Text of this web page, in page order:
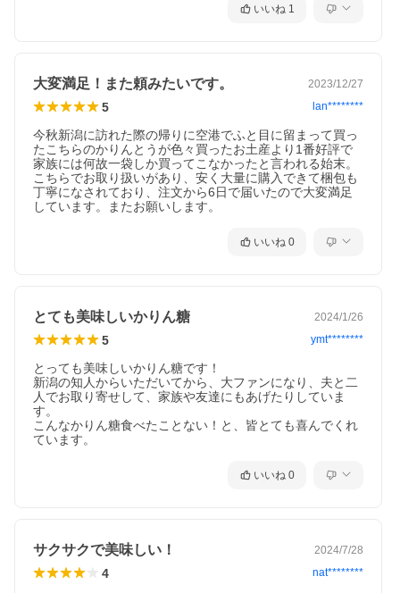
いいね 1
大変満足！また頼みたいです。 2023/12/27
5 lan********
今秋新潟に訪れた際の帰りに空港でふと目に留まって買っ
たこちらのかりんとうが色々買ったお土産より1番好評で
家族には何故一袋しか買ってこなかったと言われる始末。
こちらでお取り扱いがあり、安く大量に購入できて梱包も
丁寧になされており、注文から6日で届いたので大変満足
しています。またお願いします。
いいね 0
とても美味しいかりん糖 2024/1/26
5 ymt********
とっても美味しいかりん糖です！
新潟の知人からいただいてから、大ファンになり、夫と二
人でお取り寄せして、家族や友達にもあげたりしていま
す。
こんなかりん糖食べたことない！と、皆とても喜んでくれ
ています。
いいね 0
サクサクで美味しい！ 2024/7/28
4 nat********